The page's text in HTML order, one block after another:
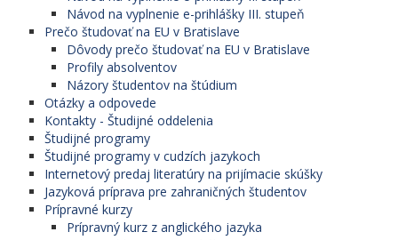
Návod na vyplnenie e-prihlášky III. stupeň
Prečo študovať na EU v Bratislave
Dôvody prečo študovať na EU v Bratislave
Profily absolventov
Názory študentov na štúdium
Otázky a odpovede
Kontakty - Študijné oddelenia
Študijné programy
Študijné programy v cudzích jazykoch
Internetový predaj literatúry na prijímacie skúšky
Jazyková príprava pre zahraničných študentov
Prípravné kurzy
Prípravný kurz z anglického jazyka